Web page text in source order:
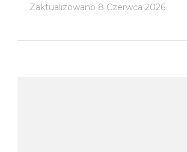
Zaktualizowano 8 Czerwca 2026